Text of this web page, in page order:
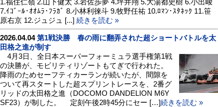
7.ｲｺﾞｰﾙ･ｵｵﾑﾗ･ﾌﾗｶﾞ 8.小林利徠斗 9.牧野任祐 10.ﾛﾏﾝ･ｽﾀﾈｯｸ 11.笹
原右京 12.ジュジュ [...] 続きを読む »
2026.04.04第1戦決勝 春の雨に翻弄された超ショートバトルを太
田格之進が制す
4月3日、全日本スーパーフォーミュラ選手権第1戦
の決勝が、モビリティリゾートもてぎで行われた。
降雨のためセーフティカーランが続いたが、間隙を
ついて再スタートした超スプリントレースを、2番グ
リッドの太田格之進（DOCOMO DANDELION M6Y
SF23）が制した。 定刻午後2時45分にセー […]続きを読む »